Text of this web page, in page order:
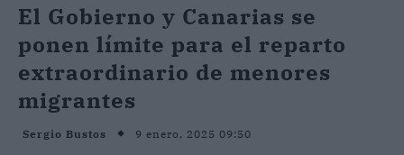
El Gobierno y Canarias se
ponen límite para el reparto
extraordinario de menores
migrantes
Sergio Bustos 9 enero, 2025 09:50